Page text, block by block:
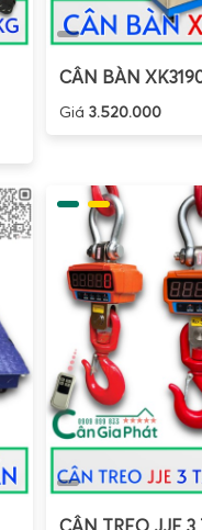
nên liên hệ với
CÂN BÀN
Giá3.520.000
CÂN TREO JJE